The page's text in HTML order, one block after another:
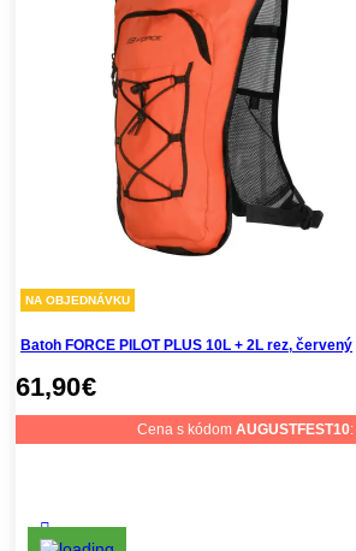
NA OBJEDNÁVKU
Batoh FORCE PILOT PLUS 10L + 2L rez, červený
61,90€
Cena s kódom AUGUSTFEST10: